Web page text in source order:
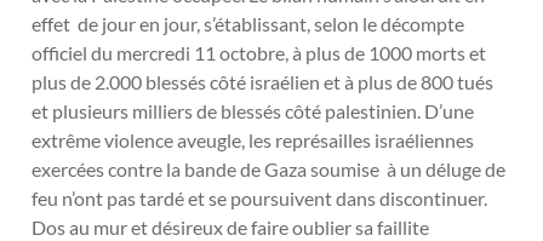
effet de jour en jour, s’établissant, selon le décompte
officiel du mercredi 11 octobre, à plus de 1000 morts et
plus de 2.000 blessés côté israélien et à plus de 800 tués
et plusieurs milliers de blessés côté palestinien. D’une
extrême violence aveugle, les représailles israéliennes
exercées contre la bande de Gaza soumise à un déluge de
feu n’ont pas tardé et se poursuivent dans discontinuer.
Dos au mur et désireux de faire oublier sa faillite